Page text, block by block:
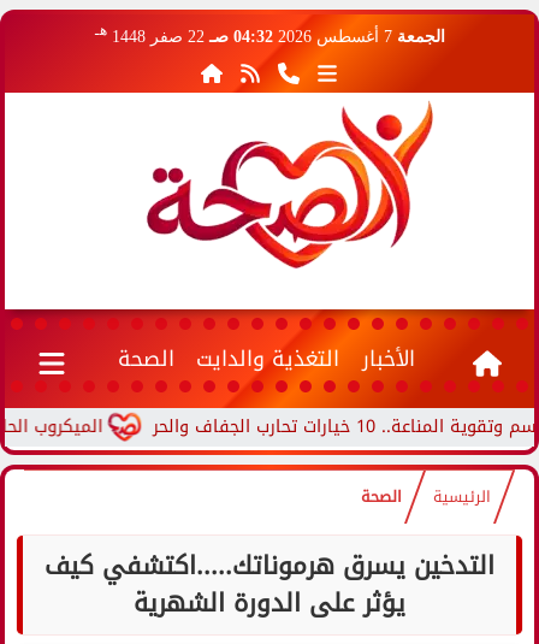
الجمعة 7 أغسطس 2026 04:32 صـ 22 صفر 1448 هـ
الأخبار التغذية والدايت الصحة
الميكروب تحارب الجفاف والحر
الرئيسية الصحة
التدخين يسرق هرموناتك.....اكتشفي كيف
يؤثر على الدورة الشهرية